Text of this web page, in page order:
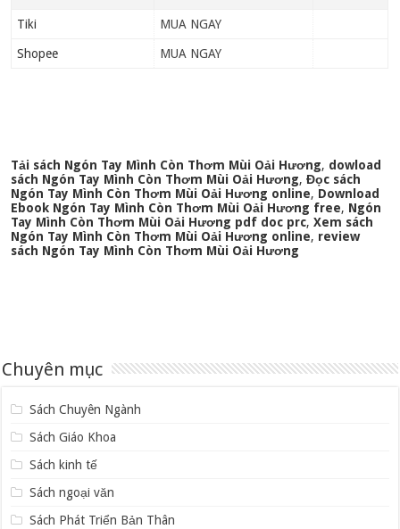
Tiki MUA NGAY
Shopee MUA NGAY
Tải sách Ngón Tay Mình Còn Thơm Mùi Oải Hương, dowload
sách Ngón Tay Mình Còn Thơm Mùi Oải Hương,Đọc sách
Ngón Tay Mình Còn Thơm Mùi Oải Hương online, Download
Ebook Ngón Tay Mình Còn Thơm Mùi Oải Hương free, Ngón
Tay Mình Còn Thơm Mùi Oải Hương pdf doc prc,Xem sách
Ngón Tay Mình Còn Thơm Mùi Oải Hương online, review
sách Ngón Tay Mình Còn Thơm Mùi Oải Hương
Chuyên mục
Sách Chuyên Ngành
Sách Giáo Khoa
Sách kinh tế
Sách ngoại văn
Sách Phát Triển Bản Thân